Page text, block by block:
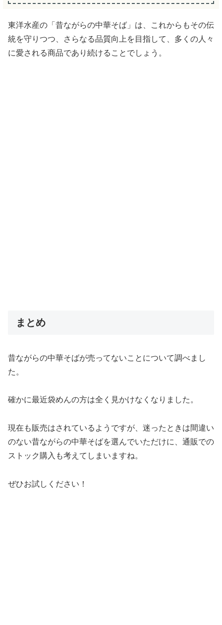
東洋水産の「昔ながらの中華そば」は、これからもその伝
統を守りつつ、さらなる品質向上を目指して、多くの人々
に愛される商品であり続けることでしょう。
まとめ
昔ながらの中華そばが売ってないことについて調べまし
た。
確かに最近袋めんの方は全く見かけなくなりました。
現在も販売はされているようですが、迷ったときは間違い
のない昔ながらの中華そばを選んでいただけに、通販での
ストック購入も考えてしまいますね。
ぜひお試しください！